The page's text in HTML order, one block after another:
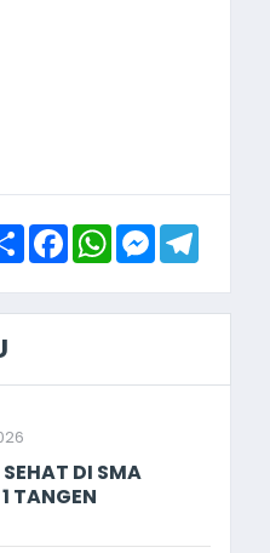
ShareFacebook
WhatsAppMessenger
DI SMA
TANGEN